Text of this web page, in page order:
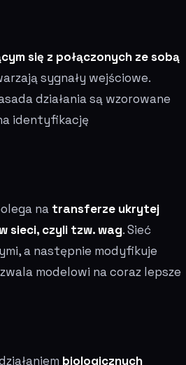
się z połączonych ze sobą
sygnały wejściowe.
działania są wzorowane
identyfikację
na transferze ukrytej
sieci, czyli tzw. wag. Sieć
a następnie modyfikuje
modelowi na coraz lepsze
biologicznych